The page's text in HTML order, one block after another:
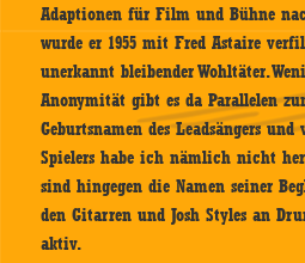
Adaptionen für Film und Bühne
wurde er 1955 mit Fred Astaire
unerkannt bleibender Wohltäter.
Anonymität gibt es da Parallelen
Geburtsnamen des Leadsängers
Spielers habe ich nämlich nicht
sind hingegen die Namen seiner
den Gitarren und Josh Styles an
aktiv.